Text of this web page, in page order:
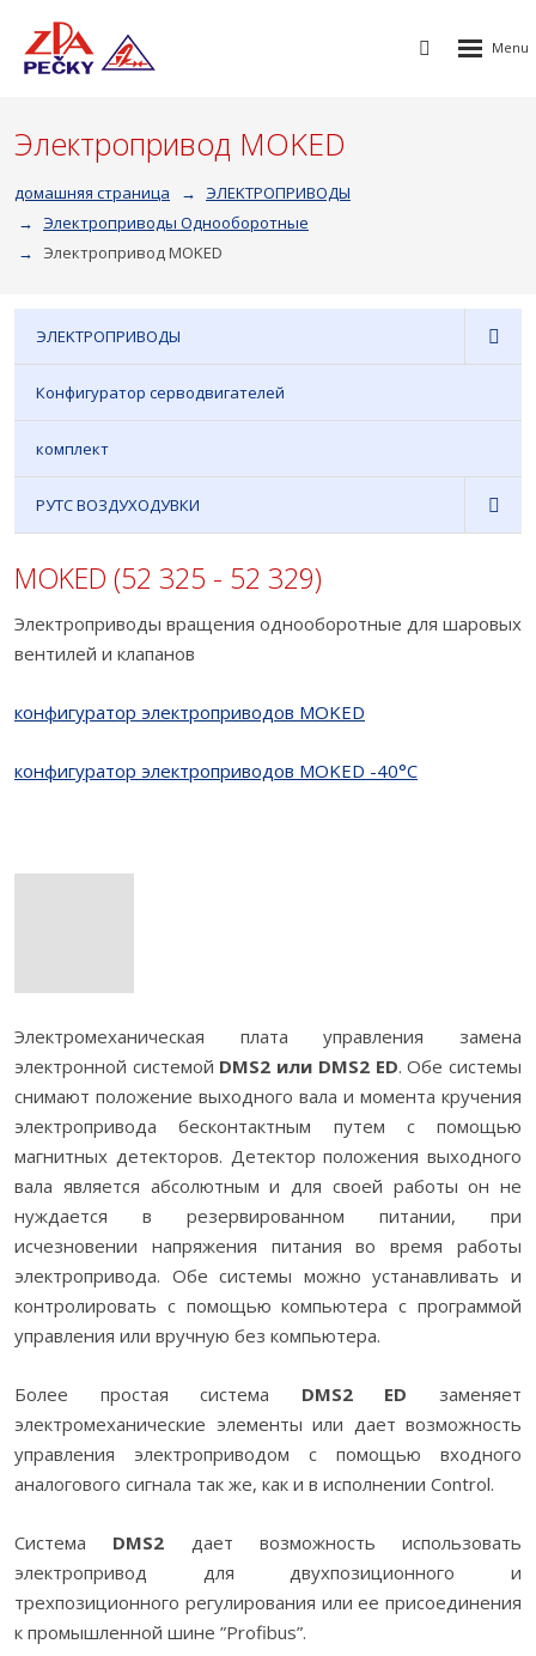
Vyhledávání
Rozbalení
Электропривод MOKED
домашняя страница
ЭЛEKTPOПPИBOДЫ
Электроприводы Oднооборотные
Электропривод MOKED
ЭЛEKTPOПPИBOДЫ
Конфигуратор серводвигателей
комплект
РУТС ВОЗДУХОДУВКИ
MOKED (52 325 - 52 329)
Электроприводы вращения однооборотные для шаровых
вентилей и клапанов
конфигуратор электроприводов MOKED
конфигуратор электроприводов MOKED -40°C
Электромеханическая плата управления замена
электронной системой DMS2 или DMS2 ED. Обе системы
снимают положение выходного вала и момента кручения
электропривода бесконтактным путем с помощью
магнитных детекторов. Детектор положения выходного
вала является абсолютным и для своей работы он не
нуждается в резервированном питании, при
исчезновении напряжения питания во время работы
электропривода. Обе системы можно устанавливать и
контролировать с помощью компьютера с программой
управления или вручную без компьютера.
Более простая система DMS2 EDзаменяет
электромеханические элементы или дает возможность
управления электроприводом с помощью входного
аналогового сигнала так же, как и в исполнении Control.
Система DMS2 дает возможность использовать
электропривод для двухпозиционного и
трехпозиционного регулирования или ее присоединения
к промышленной шине ”Profibus”.